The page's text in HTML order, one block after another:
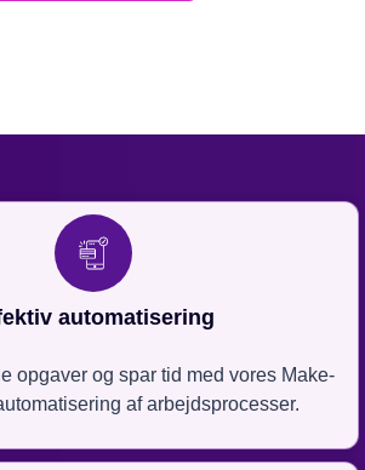
automatisering
opgaver og spar tid med vores Make-
af arbejdsprocesser.